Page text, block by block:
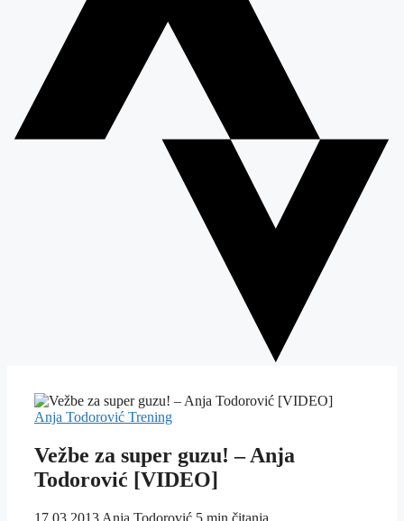
Anja Todorović Trening
Vežbe za super guzu! – Anja
Todorović [VIDEO]
17.03.2013 Anja Todorović 5 min čitanja